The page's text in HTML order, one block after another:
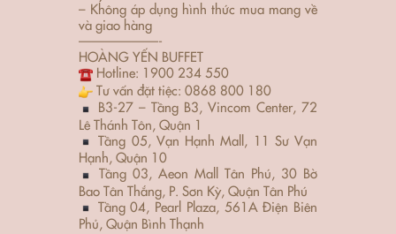
– Không áp dụng hình thức mua mang về
và giao hàng
——————-
HOÀNG YẾN BUFFET
Hotline: 1900 234 550
Tư vấn đặt tiệc: 0868 800 180
B3-27 – Tầng B3, Vincom Center, 72
Lê Thánh Tôn, Quận 1
Tầng 05, Vạn Hạnh Mall, 11 Sư Vạn
Hạnh, Quận 10
Tầng 03, Aeon Mall Tân Phú, 30 Bờ
Bao Tân Thắng, P. Sơn Kỳ, Quận Tân Phú
Tầng 04, Pearl Plaza, 561A Điện Biên
Phủ, Quận Bình Thạnh